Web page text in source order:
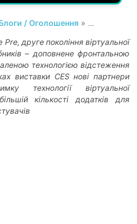
/ Оголошення » ...
друге покоління віртуальної
– доповнене фронтальною
технологією відстеження
виставки CES нові партнери
технології віртуальної
кількості додатків для